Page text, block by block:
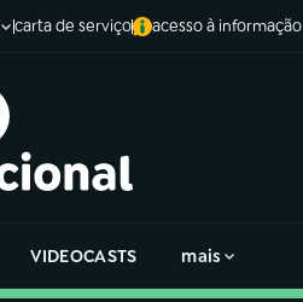
carta de serviço acesso à informação
VIDEOCASTS mais